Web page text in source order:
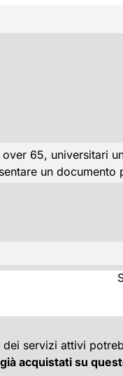
65, universitari
un
servizi attivi
acquistati su